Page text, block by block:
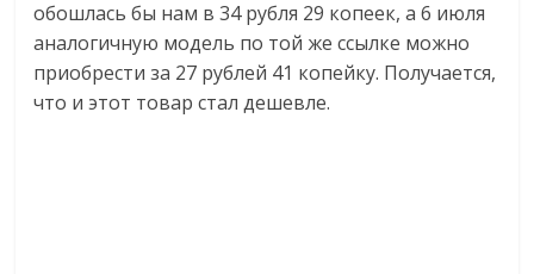
обошлась бы нам в 34 рубля 29 копеек, а 6 июля
аналогичную модель по той же ссылке можно
приобрести за 27 рублей 41 копейку. Получается,
что и этот товар стал дешевле.